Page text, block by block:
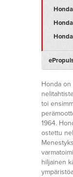
Honda on
toi
1964.
ostettu
hiljainen